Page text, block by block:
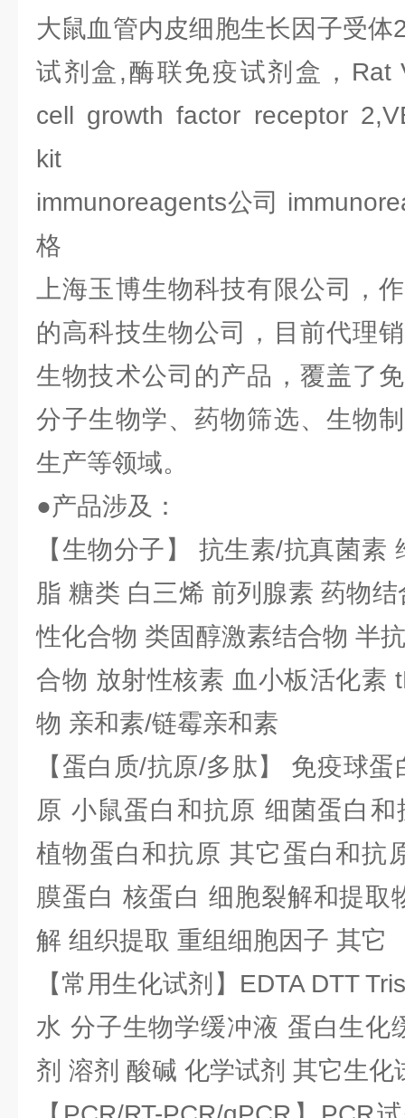
大鼠血管内皮细胞生长因子受
试剂盒,酶联免疫试剂盒，Rat
cell growth factor receptor
kit
immunoreagents公司
格
上海玉博生物科技有限公司，
的高科技生物公司，目前代理
生物技术公司的产品，覆盖了
分子生物学、药物筛选、生物
生产等领域。
●产品涉及：
【生物分子】 抗生素/抗真菌素
脂 糖类 白三烯 前列腺素 药物
性化合物 类固醇激素结合物 半
合物 放射性核素 血小板活化素
物 亲和素/链霉亲和素
【蛋白质/抗原/多肽】 免疫球
原 小鼠蛋白和抗原 细菌蛋白
植物蛋白和抗原 其它蛋白和抗
膜蛋白 核蛋白 细胞裂解和提取
解 组织提取 重组细胞因子 其它
【常用生化试剂】EDTA DTT
水 分子生物学缓冲液 蛋白生化
剂 溶剂 酸碱 化学试剂 其它生化